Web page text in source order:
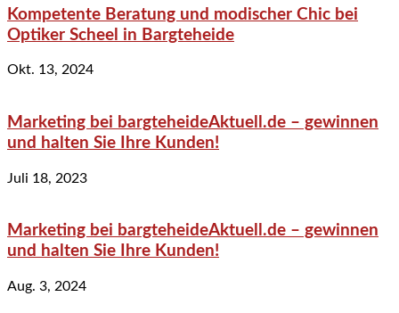
Kompetente Beratung und modischer Chic bei
Optiker Scheel in Bargteheide
Okt. 13, 2024
Marketing bei bargteheideAktuell.de – gewinnen
und halten Sie Ihre Kunden!
Juli 18, 2023
Marketing bei bargteheideAktuell.de – gewinnen
und halten Sie Ihre Kunden!
Aug. 3, 2024